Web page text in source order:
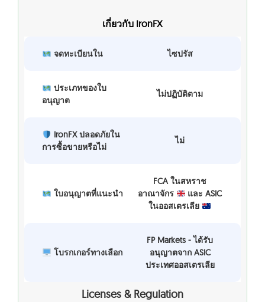
เกี่ยวกับ IronFX
จดทะเบียนใน ไซปรัส
ประเภทของใบ
อนุญาต
ไม่ปฏิบัติตาม
IronFX ปลอดภัยใน
การซื้อขายหรือไม่
ไม่
ใบอนุญาตที่แนะนำ
FCA ในสหราช
อาณาจักร
และ ASIC
ในออสเตรเลีย
โบรกเกอร์ทางเลือก
FP Markets - ได้รับ
อนุญาตจาก ASIC
ประเทศออสเตรเลีย
Licenses & Regulation